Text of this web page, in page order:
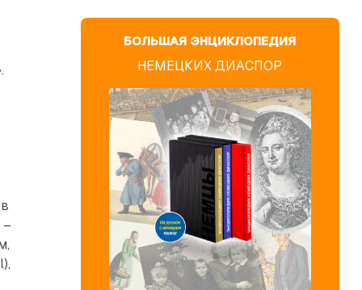
–
БОЛЬШАЯ ЭНЦИКЛОПЕДИЯ
НЕМЕЦКИХ ДИАСПОР